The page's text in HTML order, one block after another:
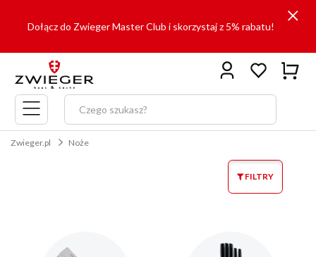
Dołącz do Zwieger Master Club i skorzystaj z 5% rabatu!
Menu
główne
Zwieger.pl Noże
FILTRY